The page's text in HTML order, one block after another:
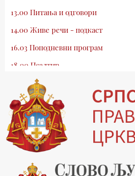
13.00 Питања и одговори
14.00 Живе речи - подкаст
16.03 Поподневни програм
18.00 Псалтир
19.03 Млади у Цркви
19.30 Вечерње молитве
20.00 Вести из Цркве
20.15 Реч архијереја
20.30 Хроника Архиепископије
21.03 Врлинослов